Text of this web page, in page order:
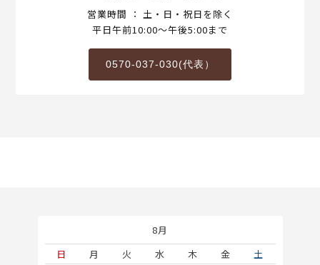
営業時間 ： 土・日・祝日を除く
平日午前10:00～午後5:00まで
0570-037-030(代表）
8月
日
月 火 水 木 金
土